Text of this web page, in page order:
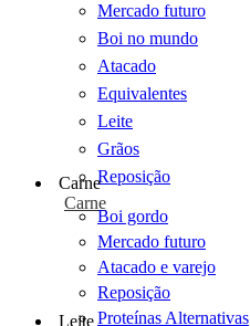
Mercado futuro
Boi no mundo
Atacado
Equivalentes
Leite
Grãos
Reposição
Carne
Carne
Boi gordo
Mercado futuro
Atacado e varejo
Reposição
Proteínas Alternativas
Leite